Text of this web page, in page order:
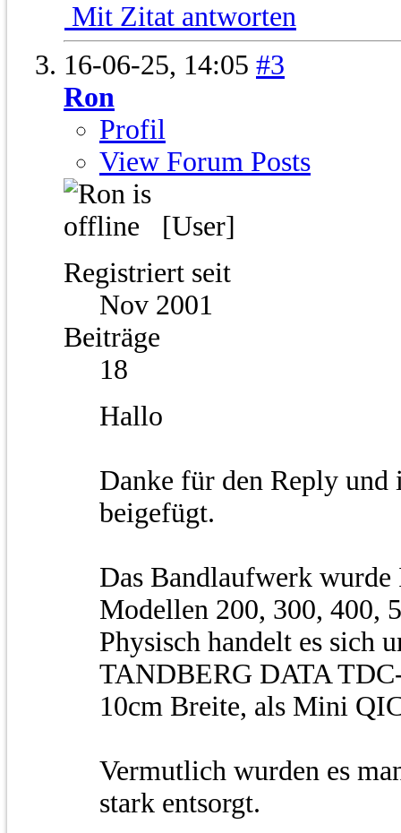
Mit Zitat antworten
16-06-25, 14:05 #3
Ron
Profil
View Forum Posts
[User]
Registriert seit
Nov 2001
Beiträge
18
Hallo
Danke für den Reply und
beigefügt.
Das Bandlaufwerk
Modellen 200, 300, 400,
Physisch handelt es sich
TANDBERG DATA
10cm Breite, als Mini
Vermutlich wurden es
stark entsorgt.